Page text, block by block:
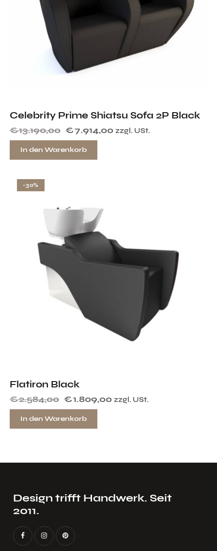
Celebrity Prime Shiatsu Sofa 2P Black
€13.190,00 €7.914,00 zzgl. USt.
In den Warenkorb
-30%
Flatiron Black
€2.584,00 €1.809,00 zzgl. USt.
In den Warenkorb
EINRICHTEN
Design trifft Handwerk. Seit
2011.